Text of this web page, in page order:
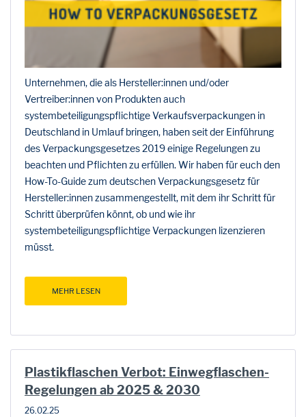
Unternehmen, die als Hersteller:innen und/oder
Vertreiber:innen von Produkten auch
systembeteiligungspflichtige Verkaufsverpackungen in
Deutschland in Umlauf bringen, haben seit der Einführung
des Verpackungsgesetzes 2019 einige Regelungen zu
beachten und Pflichten zu erfüllen. Wir haben für euch den
How-To-Guide zum deutschen Verpackungsgesetz für
Hersteller:innen zusammengestellt, mit dem ihr Schritt für
Schritt überprüfen könnt, ob und wie ihr
systembeteiligungspflichtige Verpackungen lizenzieren
müsst.
MEHR LESEN
Plastikflaschen Verbot: Einwegflaschen-
Regelungen ab 2025 & 2030
26.02.25